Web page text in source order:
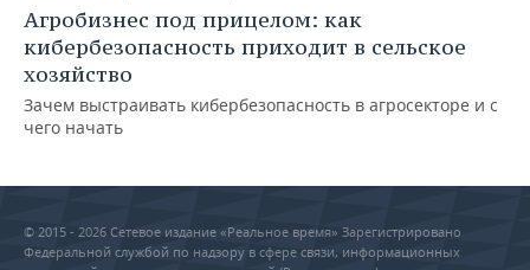
Агробизнес под прицелом: как
кибербезопасность приходит в сельское
хозяйство
Зачем выстраивать кибербезопасность в агросекторе и с
чего начать
© 2015 - 2026 Сетевое издание «Реальное время» Зарегистрировано
Федеральной службой по надзору в сфере связи, информационных